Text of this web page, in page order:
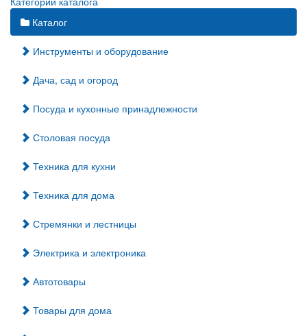
Каталог
Инструменты и оборудование
Дача, сад и огород
Посуда и кухонные принадлежности
Столовая посуда
Техника для кухни
Техника для дома
Стремянки и лестницы
Электрика и электроника
Автотовары
Товары для дома